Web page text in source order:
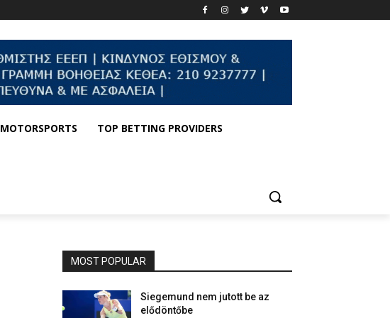
MOTORSPORTS TOP BETTING PROVIDERS
MOST POPULAR
Siegemund nem jutott be az
elődöntőbe